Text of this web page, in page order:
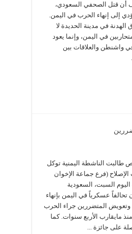
أن قتل الصحفي السعودي،
إلى إنهاء الحرب في اليمن.
في مدينة الحديدة لا
في اليمن، وإنما يعود
واشنطن والعلاقات بين
الناشطة اليمنية توكل
(فرع جماعة الإخوان
السبت، السعودية
تحالفاً عسكرياً في اليمن بإنهاء
وتعويض المتضررين جراء الحرب
مايقارب الأربع سنوات. كما
على جائزة ...